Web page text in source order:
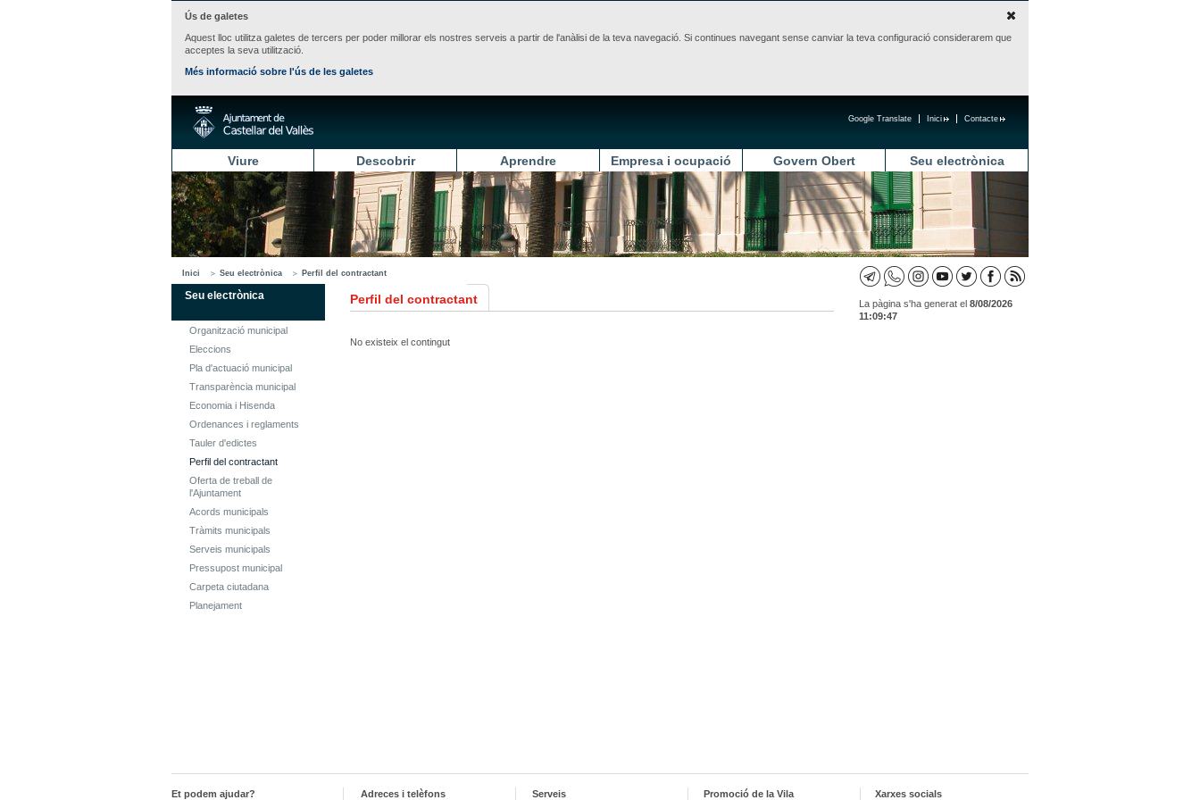
Ús de galetes
Aquest lloc utilitza galetes de tercers per poder millorar els nostres serveis a partir de l'anàlisi de la teva navegació. Si continues navegant sense canviar la teva configuració considerarem que
acceptes la seva utilització.
Més informació sobre l'ús de les galetes
Contacte
Inici
Google Translate
Viure Descobrir Aprendre Empresa i ocupació Govern Obert Seu electrònica
Inici Seu electrònica Perfil del contractant
Seu electrònica
Organització municipal
Eleccions
Pla d'actuació municipal
Transparència municipal
Economia i Hisenda
Ordenances i reglaments
Tauler d'edictes
Perfil del contractant
Oferta de treball de
l'Ajuntament
Acords municipals
Tràmits municipals
Serveis municipals
Pressupost municipal
Carpeta ciutadana
Planejament
Perfil del contractant La pàgina s'ha generat el 8/08/2026
11:09:47
No existeix el contingut
Et podem ajudar? Adreces i telèfons Serveis Promoció de la Vila Xarxes socials